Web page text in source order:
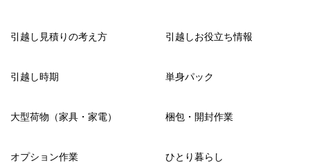
引越し見積りの考え方 引越しお役立ち情報
引越し時期 単身パック
大型荷物（家具・家電） 梱包・開封作業
オプション作業 ひとり暮らし